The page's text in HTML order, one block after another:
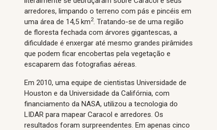
arredores, limpando o terreno com pás e pincéis em
uma área de 14,5 km2. Tratando-se de uma região
de floresta fechada com árvores gigantescas, a
dificuldade é enxergar até mesmo grandes pirâmides
que podem ficar encobertas pela vegetação e
escaparem das fotografias aéreas.
Em 2010, uma equipe de cientistas Universidade de
Houston e da Universidade da Califórnia, com
financiamento da NASA, utilizou a tecnologia do
LIDAR para mapear Caracol e arredores. Os
resultados foram surpreendentes. Em apenas cinco